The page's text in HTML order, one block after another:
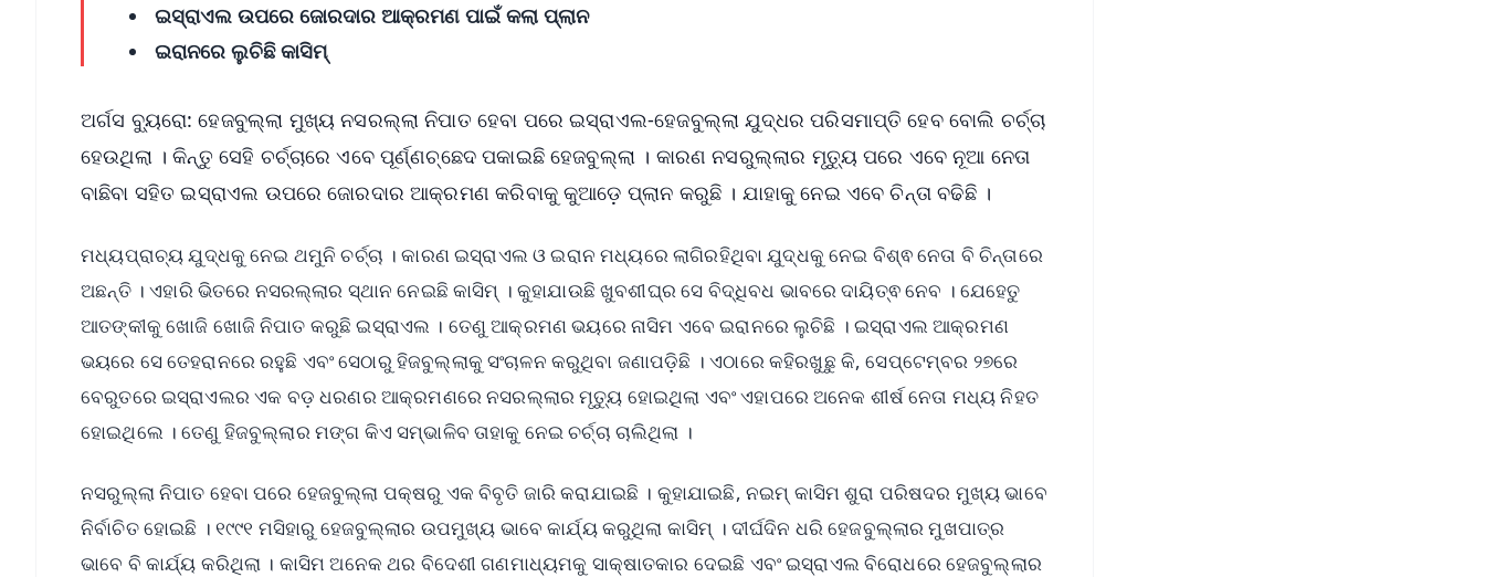
ଇସ୍ରାଏଲ ଉପରେ ଜୋରଦାର ଆକ୍ରମଣ ପାଇଁ କଲା ପ୍ଲାନ
ଇରାନରେ ଲୁଚିଛି କାସିମ୍‌
ଅର୍ଗସ ବ୍ୟୁରୋ: ହେଜବୁଲ୍ଲା ମୁଖ୍ୟ ନସରଲ୍ଲା ନିପାତ ହେବା ପରେ ଇସ୍ରାଏଲ-ହେଜବୁଲ୍ଲା ଯୁଦ୍ଧର ପରିସମାପ୍ତି ହେବ ବୋଲି ଚର୍ଚ୍ଚା
ହେଉଥିଲା । କିନ୍ତୁ ସେହି ଚର୍ଚ୍ଚାରେ ଏବେ ପୂର୍ଣ୍ଣଚ୍ଛେଦ ପକାଇଛି ହେଜବୁଲ୍ଲା । କାରଣ ନସରୁଲ୍ଲାର ମୃତ୍ୟୁ ପରେ ଏବେ ନୂଆ ନେତା
ବାଛିବା ସହିତ ଇସ୍ରାଏଲ ଉପରେ ଜୋରଦାର ଆକ୍ରମଣ କରିବାକୁ କୁଆଡ଼େ ପ୍ଲାନ କରୁଛି । ଯାହାକୁ ନେଇ ଏବେ ଚିନ୍ତା ବଢିଛି ।
ମଧ୍ୟପ୍ରାଚ୍ୟ ଯୁଦ୍ଧକୁ ନେଇ ଥମୁନି ଚର୍ଚ୍ଚା । କାରଣ ଇସ୍ରାଏଲ ଓ ଇରାନ ମଧ୍ୟରେ ଲାଗିରହିଥିବା ଯୁଦ୍ଧକୁ ନେଇ ବିଶ୍ଵ ନେତା ବି ଚିନ୍ତାରେ
ଅଛନ୍ତି । ଏହାରି ଭିତରେ ନସରଲ୍ଲାର ସ୍ଥାନ ନେଇଛି କାସିମ୍‌ । କୁହାଯାଉଛି ଖୁବଶୀଘ୍ର ସେ ବିଦ୍ଧିବଧ ଭାବରେ ଦାୟିତ୍ଵ ନେବ । ଯେହେତୁ
ଆତଙ୍କୀକୁ ଖୋଜି ଖୋଜି ନିପାତ କରୁଛି ଇସ୍ରାଏଲ । ତେଣୁ ଆକ୍ରମଣ ଭୟରେ ନାସିମ ଏବେ ଇରାନରେ ଲୁଚିଛି । ଇସ୍ରାଏଲ ଆକ୍ରମଣ
ଭୟରେ ସେ ତେହରାନରେ ରହୁଛି ଏବଂ ସେଠାରୁ ହିଜବୁଲ୍ଲାକୁ ସଂଚାଳନ କରୁଥିବା ଜଣାପଡ଼ିଛି । ଏଠାରେ କହିରଖୁଛୁ କି, ସେପ୍ଟେମ୍ବର ୨୭ରେ
ବେରୁତରେ ଇସ୍ରାଏଲର ଏକ ବଡ଼ ଧରଣର ଆକ୍ରମଣରେ ନସରଲ୍ଲାର ମୃତ୍ୟୁ ହୋଇଥିଲା ଏବଂ ଏହାପରେ ଅନେକ ଶୀର୍ଷ ନେତା ମଧ୍ୟ ନିହତ
ହୋଇଥିଲେ । ତେଣୁ ହିଜବୁଲ୍ଲାର ମଙ୍ଗ କିଏ ସମ୍ଭାଳିବ ତାହାକୁ ନେଇ ଚର୍ଚ୍ଚା ଚାଲିଥିଲା ।
ନସରୁଲ୍ଲା ନିପାତ ହେବା ପରେ ହେଜବୁଲ୍ଲା ପକ୍ଷରୁ ଏକ ବିବୃତି ଜାରି କରାଯାଇଛି । କୁହାଯାଇଛି, ନଇମ୍ କାସିମ ଶୁରା ପରିଷଦର ମୁଖ୍ୟ ଭାବେ
ନିର୍ବାଚିତ ହୋଇଛି । ୧୯୯୧ ମସିହାରୁ ହେଜବୁଲ୍ଲାର ଉପମୁଖ୍ୟ ଭାବେ କାର୍ଯ୍ୟ କରୁଥିଲା କାସିମ୍‌ । ଦୀର୍ଘଦିନ ଧରି ହେଜବୁଲ୍ଲାର ମୁଖପାତ୍ର
ଭାବେ ବି କାର୍ଯ୍ୟ କରିଥିଲା । କାସିମ ଅନେକ ଥର ବିଦେଶୀ ଗଣମାଧ୍ୟମକୁ ସାକ୍ଷାତକାର ଦେଇଛି ଏବଂ ଇସ୍ରାଏଲ ବିରୋଧରେ ହେଜବୁଲ୍ଲାର